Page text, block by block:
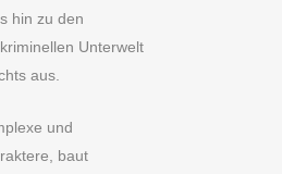
hin zu den
Unterwelt
aus.
und
baut